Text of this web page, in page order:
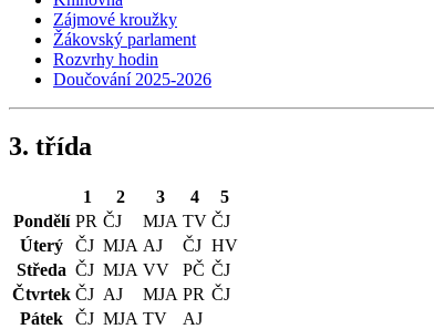
Zájmové kroužky
Žákovský parlament
Rozvrhy hodin
Doučování 2025-2026
3. třída
1 2 3 4
5
Pondělí PR ČJ MJA TV ČJ
Úterý
ČJ MJA AJ ČJ HV
Středa ČJ MJA VV PČ ČJ
Čtvrtek ČJ AJ MJA PR ČJ
Pátek
ČJ MJA TV AJ